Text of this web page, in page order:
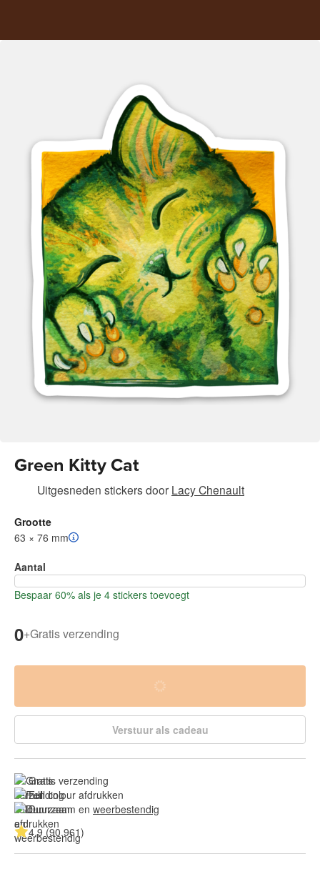
Green Kitty Cat
Uitgesneden stickersdoor Lacy Chenault
Grootte
63 × 76 mm
Aantal
Bespaar 60% als je 4 stickers toevoegt
0+Gratis verzending
Verstuur als cadeau
Gratis verzending
Full colour afdrukken
Duurzaam en weerbestendig
4.9 (90.961)